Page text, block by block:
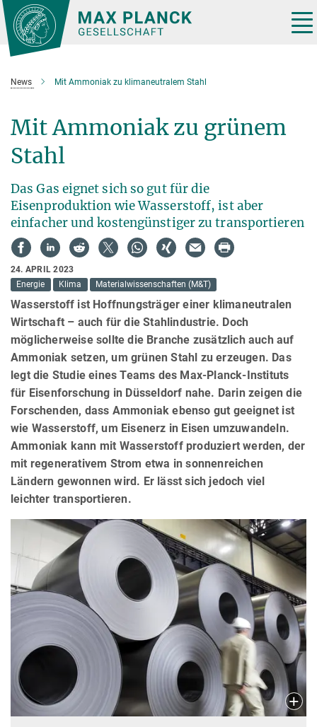
Hauptinhalt
News Mit Ammoniak zu klimaneutralem Stahl
Mit Ammoniak zu grünem
Stahl
Das Gas eignet sich so gut für die
Eisenproduktion wie Wasserstoff, ist aber
einfacher und kostengünstiger zu transportieren
24. APRIL 2023
Energie
Klima Materialwissenschaften (M&T)
Wasserstoff ist Hoffnungsträger einer klimaneutralen
Wirtschaft – auch für die Stahlindustrie. Doch
möglicherweise sollte die Branche zusätzlich auch auf
Ammoniak setzen, um grünen Stahl zu erzeugen. Das
legt die Studie eines Teams des Max-Planck-Instituts
für Eisenforschung in Düsseldorf nahe. Darin zeigen die
Forschenden, dass Ammoniak ebenso gut geeignet ist
wie Wasserstoff, um Eisenerz in Eisen umzuwandeln.
Ammoniak kann mit Wasserstoff produziert werden, der
mit regenerativem Strom etwa in sonnenreichen
Ländern gewonnen wird. Er lässt sich jedoch viel
leichter transportieren.